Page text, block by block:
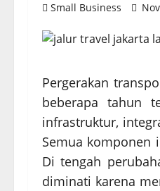
Small Business
Pergerakan
beberapa tahun
infrastruktur,
Semua komponen
Di tengah
diminati karena